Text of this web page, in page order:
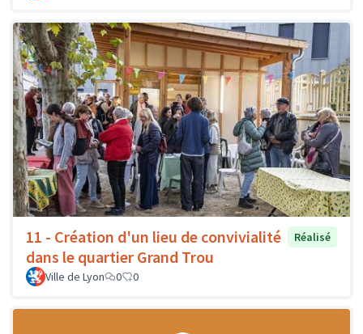
11 - Création d'un lieu de convivialité
dans le quartier Grand Trou
Réalisé
Ville de Lyon 0 0